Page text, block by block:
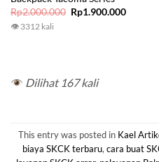
Rp2.000.000 Original
price
Rp1.900.000Current
👁 3312 kali
Dilihat 167 kali
This entry was posted in Kael
biaya SKCK terbaru,cara buat